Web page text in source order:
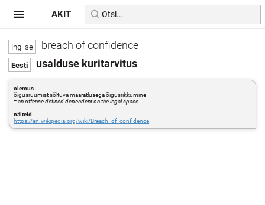
breach of confidence
usalduse kuritarvitus
olemus
õigusruumist sõltuva määratlusega õigusrikkumine
=an offense defined dependent on the legal space
näiteid
https://en.wikipedia.org/wiki/Breach_of_confidence
AKIT